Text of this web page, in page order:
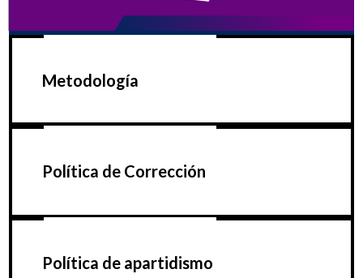
Metodología
Política de Corrección
Política de apartidismo